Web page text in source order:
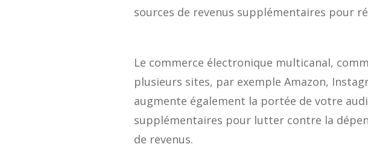
sources de revenus supplémentaires pour
Le commerce électronique multicanal,
plusieurs sites, par exemple Amazon,
augmente également la portée de votre
supplémentaires pour lutter contre la
de revenus.